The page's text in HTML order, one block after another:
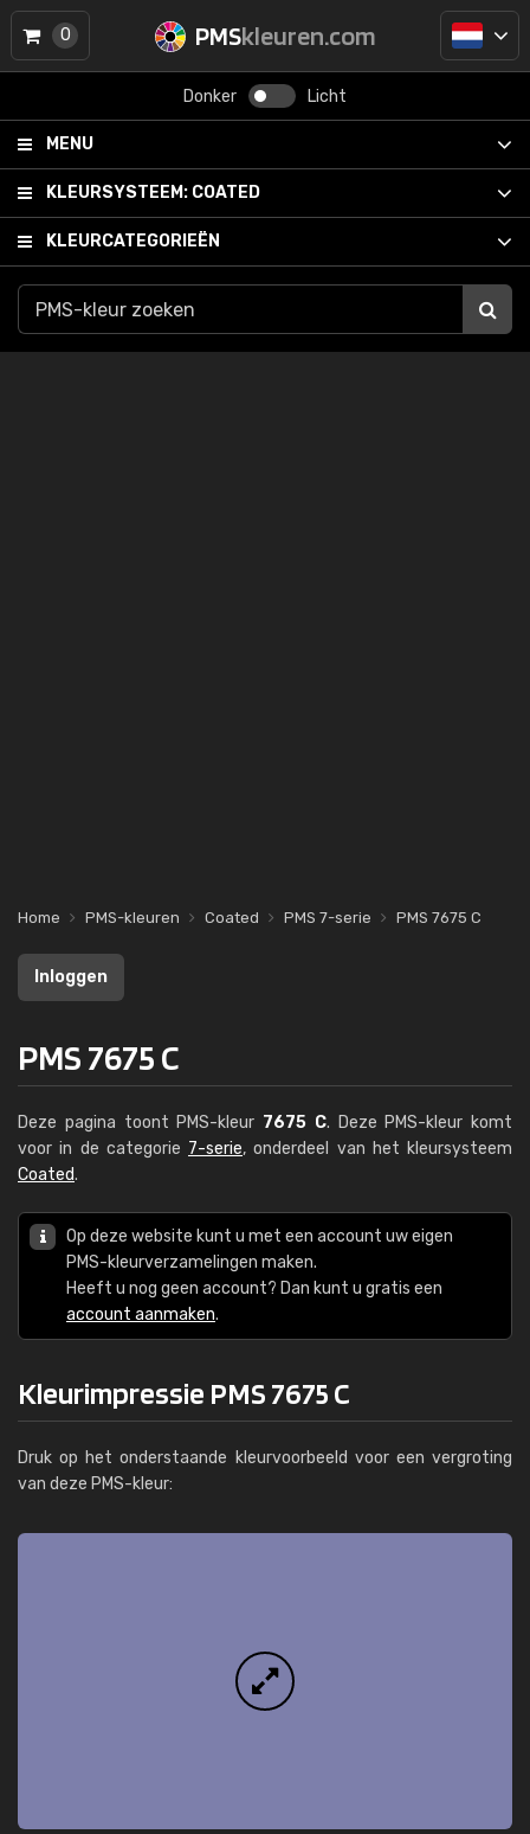
PMSkleuren.com
Donker Licht
MENU
KLEURSYSTEEM: COATED
KLEURCATEGORIEËN
0
Home PMS-kleuren Coated PMS 7-serie PMS 7675 C
Inloggen
PMS 7675 C
Deze pagina toont PMS-kleur 7675 C. Deze PMS-kleur komt
voor in de categorie 7-serie, onderdeel van het kleursysteem
Coated.
Op deze website kunt u met een account uw eigen
PMS-kleurverzamelingen maken.
Heeft u nog geen account? Dan kunt u gratis een
account aanmaken.
Kleurimpressie PMS 7675 C
Druk op het onderstaande kleurvoorbeeld voor een vergroting
van deze PMS-kleur: